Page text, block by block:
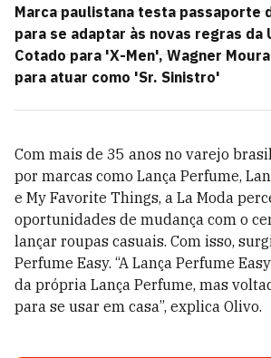
Marca paulistana testa passaporte
para se adaptar às novas regras da
Cotado para 'X-Men', Wagner
para atuar como 'Sr. Sinistro'
Com mais de 35 anos no varejo
por marcas como Lança Perfume,
e My Favorite Things, a La Moda
oportunidades de mudança com o
lançar roupas casuais. Com isso,
Perfume Easy. “A Lança Perfume
da própria Lança Perfume, mas
para se usar em casa”, explica Olivo.